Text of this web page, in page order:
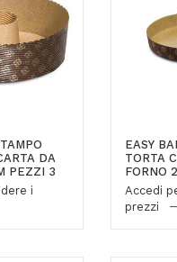
DA
PEZZI 3
i
EASY
TORTA
FORNO
Accedi
prezzi